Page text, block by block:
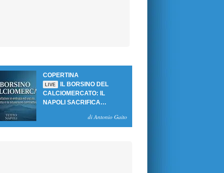
COPERTINA
LIVE
IL BORSINO DEL
CALCIOMERCATO: IL
NAPOLI SACRIFICA
SBLOCCANO ARRIVIdi Antonio Gaito